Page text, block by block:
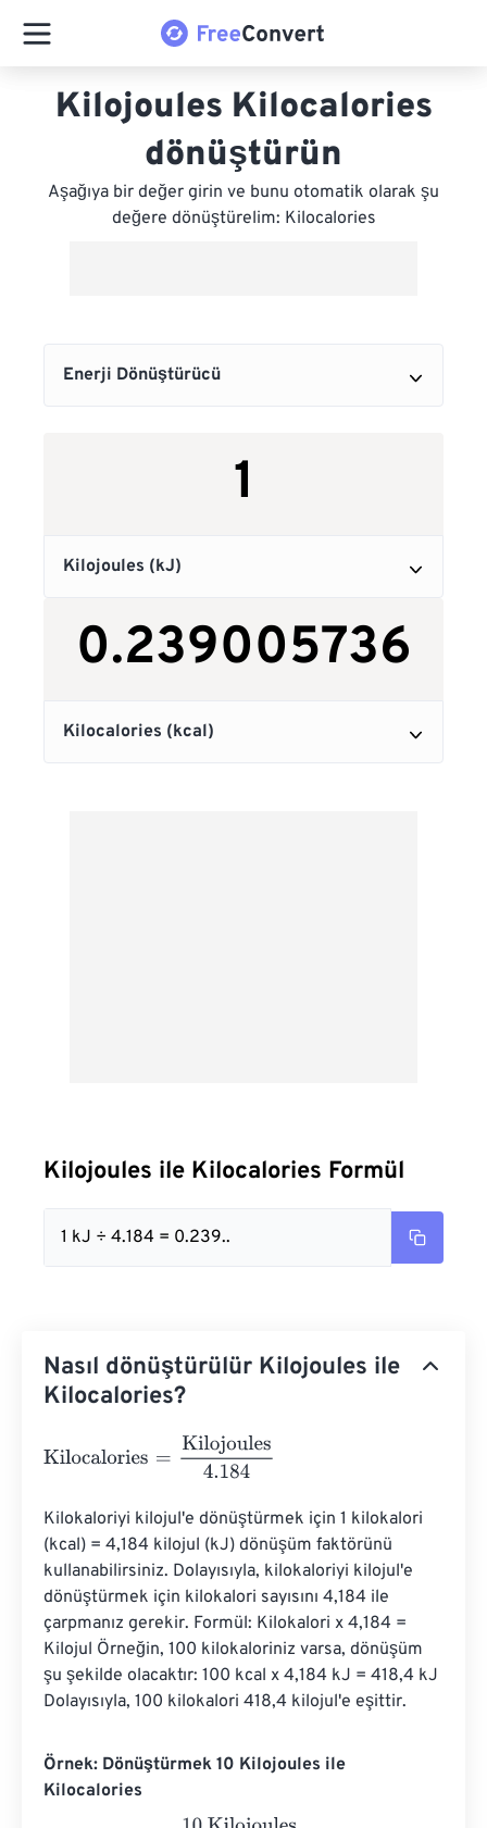
Kilojoules Kilocalories
dönüştürün
Aşağıya bir değer girin ve bunu otomatik olarak şu
değere dönüştürelim: Kilocalories
Kilojoules ile Kilocalories Formül
1 kJ ÷ 4.184 = 0.239..
Nasıl dönüştürülür Kilojoules ile
Kilocalories?
Kilocalories Kilojoules4.184
Kilokaloriyi kilojul'e dönüştürmek için 1 kilokalori
(kcal) = 4,184 kilojul (kJ) dönüşüm faktörünü
kullanabilirsiniz. Dolayısıyla, kilokaloriyi kilojul'e
dönüştürmek için kilokalori sayısını 4,184 ile
çarpmanız gerekir. Formül: Kilokalori x 4,184 =
Kilojul Örneğin, 100 kilokaloriniz varsa, dönüşüm
şu şekilde olacaktır: 100 kcal x 4,184 kJ = 418,4 kJ
Dolayısıyla, 100 kilokalori 418,4 kilojul'e eşittir.
Örnek: Dönüştürmek 10 Kilojoules ile
Kilocalories